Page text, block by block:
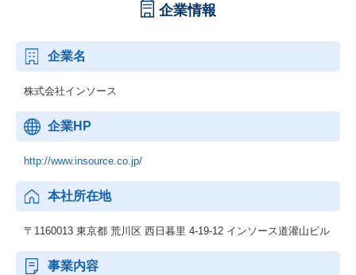
企業情報
企業名
株式会社インソース
企業HP
http://www.insource.co.jp/
本社所在地
〒1160013 東京都 荒川区 西日暮里 4-19-12 インソース道灌山ビル
事業内容